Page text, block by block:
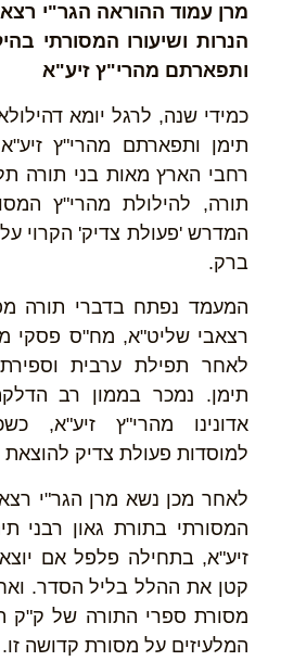
מרן עמוד ההוראה הגר"י
הנרות ושיעורו המסורתי
ותפארתם מהרי"ץ זיע"א
תימן ותפארתם מהרי"ץ
רחבי הארץ מאות בני תורה
תורה, להילולת מהרי"ץ
המדרש 'פעולת צדיק' הקרוי
ברק.
המעמד נפתח בדברי תורה
רצאבי שליט"א, מח"ס פסקי
לאחר תפילת ערבית
תימן. נמכר בממון רב
אדונינו מהרי"ץ זיע"א,
למוסדות פעולת צדיק
לאחר מכן נשא מרן הגר"י
המסורתי בתורת גאון רבני
זיע"א, בתחילה פלפל אם
קטן את ההלל בליל הסדר.
מסורת ספרי התורה של ק"ק
המלעיזים על מסורת קדושה זו.